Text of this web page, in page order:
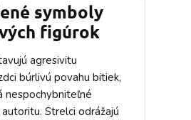
symboly
figúrok
agresivitu
búrlivú povahu bitiek,
nespochybniteľné
Strelci odrážajú